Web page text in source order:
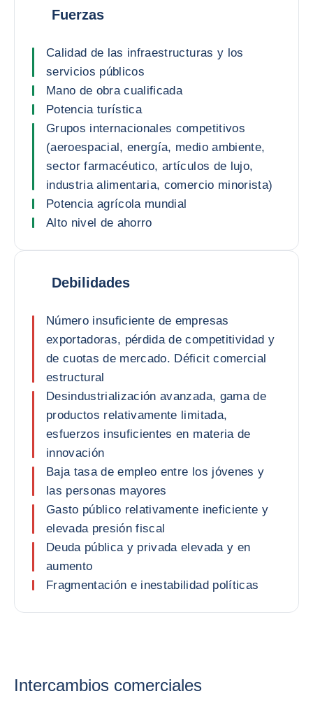
Fuerzas
Calidad de las infraestructuras y los
servicios públicos
Mano de obra cualificada
Potencia turística
Grupos internacionales competitivos
(aeroespacial, energía, medio ambiente,
sector farmacéutico, artículos de lujo,
industria alimentaria, comercio minorista)
Potencia agrícola mundial
Alto nivel de ahorro
Debilidades
Número insuficiente de empresas
exportadoras, pérdida de competitividad y
de cuotas de mercado. Déficit comercial
estructural
Desindustrialización avanzada, gama de
productos relativamente limitada,
esfuerzos insuficientes en materia de
innovación
Baja tasa de empleo entre los jóvenes y
las personas mayores
Gasto público relativamente ineficiente y
elevada presión fiscal
Deuda pública y privada elevada y en
aumento
Fragmentación e inestabilidad políticas
Intercambios comerciales